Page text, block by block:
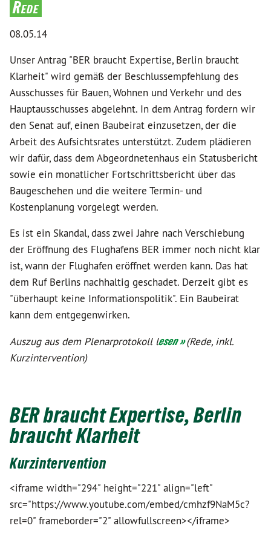
Rede
08.05.14
Unser Antrag "BER braucht Expertise, Berlin braucht
Klarheit" wird gemäß der Beschlussempfehlung des
Ausschusses für Bauen, Wohnen und Verkehr und des
Hauptausschusses abgelehnt. In dem Antrag fordern wir
den Senat auf, einen Baubeirat einzusetzen, der die
Arbeit des Aufsichtsrates unterstützt. Zudem plädieren
wir dafür, dass dem Abgeordnetenhaus ein Statusbericht
sowie ein monatlicher Fortschrittsbericht über das
Baugeschehen und die weitere Termin- und
Kostenplanung vorgelegt werden.
Es ist ein Skandal, dass zwei Jahre nach Verschiebung
der Eröffnung des Flughafens BER immer noch nicht klar
ist, wann der Flughafen eröffnet werden kann. Das hat
dem Ruf Berlins nachhaltig geschadet. Derzeit gibt es
"überhaupt keine Informationspolitik". Ein Baubeirat
kann dem entgegenwirken.
Auszug aus dem Plenarprotokoll lesen »(Rede, inkl.
Kurzintervention)
BER braucht Expertise, Berlin
braucht Klarheit
Kurzintervention
<iframe width="294" height="221" align="left"
src="https://www.youtube.com/embed/cmhzf9NaM5c?
rel=0" frameborder="2" allowfullscreen></iframe>